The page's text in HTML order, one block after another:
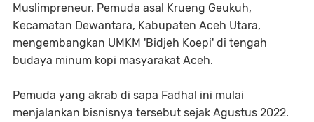
Muslimpreneur. Pemuda asal Krueng Geukuh,
Kecamatan Dewantara, Kabupaten Aceh Utara,
mengembangkan UMKM 'Bidjeh Koepi' di tengah
budaya minum kopi masyarakat Aceh.
Pemuda yang akrab di sapa Fadhal ini mulai
menjalankan bisnisnya tersebut sejak Agustus 2022.